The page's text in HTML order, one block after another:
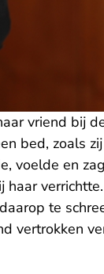
vriend bij
bed, zoals
voelde en
haar
te
vertrokken